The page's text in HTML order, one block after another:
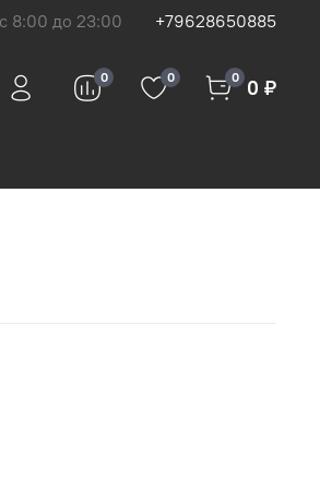
8:00 до 23:00 +79628650885
0 0 0 0 ₽